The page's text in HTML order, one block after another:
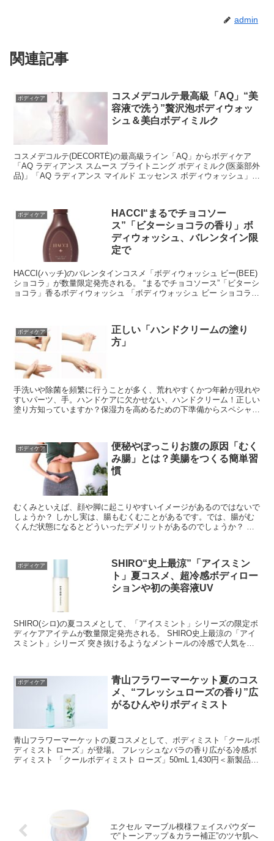
admin
関連記事
ボディケア
コスメデコルテ最高級「AQ」“美
容液で洗う”贅沢泡ボディウォッ
シュ＆美白ボディミルク
コスメデコルテ(DECORTÉ)の最高級ライン「AQ」からボディケア
「AQ ラディアンス スムース ブライトニング ボディミルク(医薬部外
品)」「AQ ラディアンス マイルド エッセンス ボディウォッシュ」の
ボディケア
HACCI“まるでチョコソー
ス”「ビターショコラの香り」ボ
ディウォッシュ、バレンタイン限
定で
HACCI(ハッチ)のバレンタインコスメ「ボディウォッシュ ビー(BEE)
ショコラ」が数量限定発売される。 “まるでチョコソース”「ビターシ
ョコラ」香るボディウォッシュ 「ボディウォッシュ ビー ショコラ」
ボディケア
正しい「ハンドクリームの塗り
方」
手洗いや除菌を頻繁に行うことが多く、荒れやすくかつ年齢が現れや
すいパーツ、手。ハンドケアに欠かせない、ハンドクリーム！正しい
塗り方知っていますか？保湿力を高めるための下準備からスペシャル
ボディケア
便秘やぽっこりお腹の原因「むく
み腸」とは？美腸をつくる簡単習
慣
むくみといえば、顔や脚に起こりやすいイメージがあるのではないで
しょうか？ しかし実は、腸もむくむことがあるです。では、腸がむ
くんだ状態になるとどういったデメリットがあるのでしょうか？ 今
ボディケア
SHIRO“史上最涼”「アイスミン
ト」夏コスメ、超冷感ボディロー
ションや初の美容液UV
SHIRO(シロ)の夏コスメとして、「アイスミント」シリーズの限定ボ
ディケアアイテムが数量限定発売される。 SHIRO史上最涼の「アイ
スミント」シリーズ 突き抜けるようなメントールの冷感で人気を集
ボディケア
青山フラワーマーケット夏のコス
メ、“フレッシュローズの香り”広
がるひんやりボディミスト
青山フラワーマーケットの夏コスメとして、ボディミスト「クールボ
ディミスト ローズ」が登場。 フレッシュなバラの香り広がる冷感ボ
ディミスト 「クールボディミスト ローズ」50mL 1,430円＜新製品＞
エクセル マーブル模様フェイスパウダー
で“トーンアップ＆カラー補正”のツヤ肌へ